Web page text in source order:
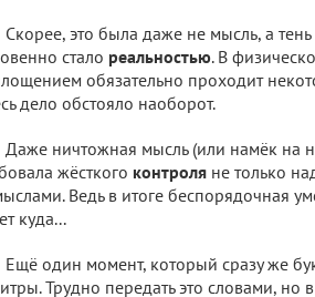
Скорее, это была даже не мысль, а
стало реальностью. В
обязательно проходит
дело обстояло наоборот.
Даже ничтожная мысль (или намёк на
жёсткого контроля не только
Ведь в итоге беспорядочная
куда...
Ещё один момент, который сразу же
Трудно передать это словами, но